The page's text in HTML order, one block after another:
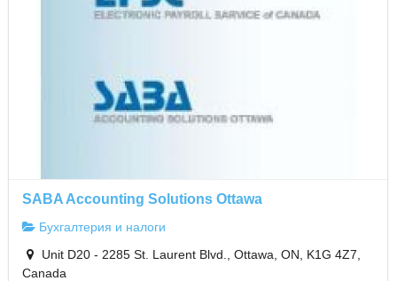
SABA Accounting Solutions Ottawa
Бухгалтерия и налоги
Unit D20 - 2285 St. Laurent Blvd., Ottawa, ON, K1G 4Z7,
Canada